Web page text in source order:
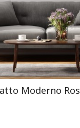
Moderno